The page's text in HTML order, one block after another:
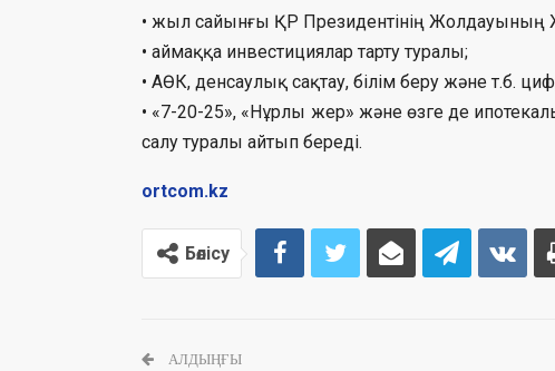
• жыл сайынғы ҚР Президентінің
• аймаққа инвестициялар тарту туралы;
• АӨК, денсаулық сақтау, білім беру және т.б.
• «7-20-25», «Нұрлы жер» және өзге де
салу туралы айтып береді.
ortcom.kz
Бөлісу
АЛДЫҢҒЫ